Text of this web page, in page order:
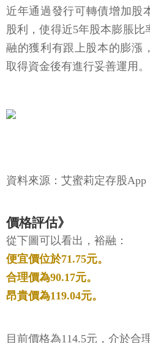
近年通過發行可轉債增加股
股利，使得近5年股本膨脹比
融的獲利有跟上股本的膨漲
取得資金後有進行妥善運用。
資料來源：艾蜜莉定存股App
價格評估》
從下圖可以看出，裕融：
便宜價位於71.75元。
合理價為90.17元。
昂貴價為119.04元。
目前價格為114.5元，介於合